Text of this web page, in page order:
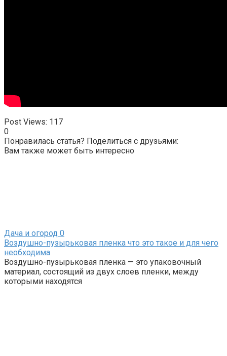
Post Views: 117
0
Понравилась статья? Поделиться с друзьями:
Вам также может быть интересно
Дача и огород 0
Воздушно-пузырьковая пленка что это такое и для чего
необходима
Воздушно-пузырьковая пленка — это упаковочный
материал, состоящий из двух слоев пленки, между
которыми находятся